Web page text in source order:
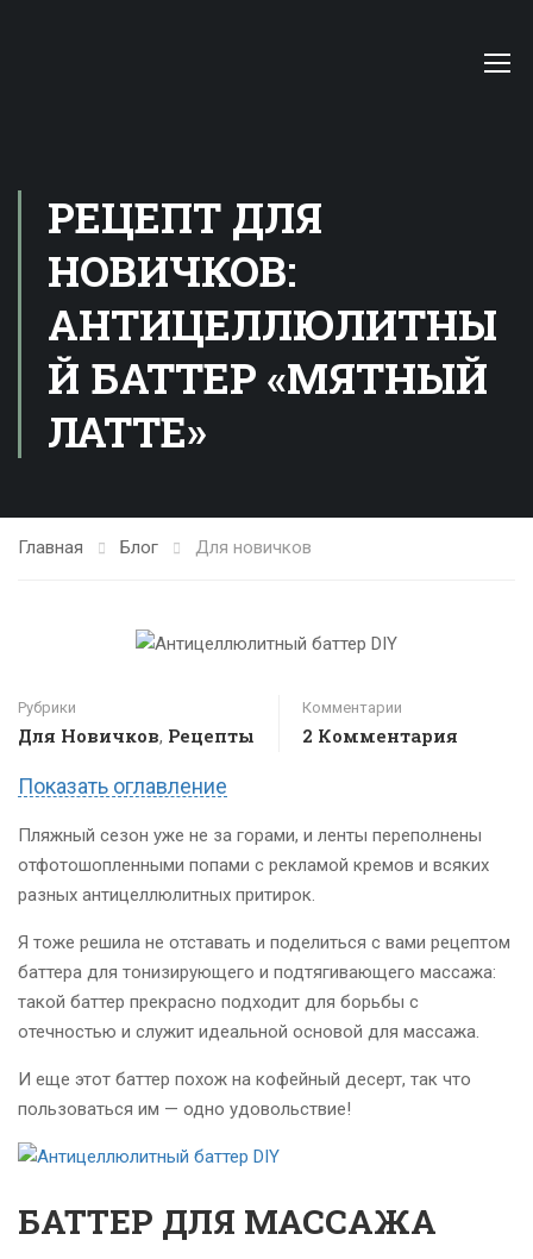
РЕЦЕПТ ДЛЯ
НОВИЧКОВ:
АНТИЦЕЛЛЮЛИТНЫ
Й БАТТЕР «МЯТНЫЙ
ЛАТТЕ»
Главная Блог Для новичков
Рубрики
Для Новичков, Рецепты
Комментарии
2 Комментария
Показать оглавление
Пляжный сезон уже не за горами, и ленты переполнены
отфотошопленными попами с рекламой кремов и всяких
разных антицеллюлитных притирок.
Я тоже решила не отставать и поделиться с вами рецептом
баттера для тонизирующего и подтягивающего массажа:
такой баттер прекрасно подходит для борьбы с
отечностью и служит идеальной основой для массажа.
И еще этот баттер похож на кофейный десерт, так что
пользоваться им — одно удовольствие!
БАТТЕР ДЛЯ МАССАЖА